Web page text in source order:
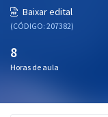
Atendimento
Baixar edital
(CÓDIGO: 207382)
8
Horas de aula